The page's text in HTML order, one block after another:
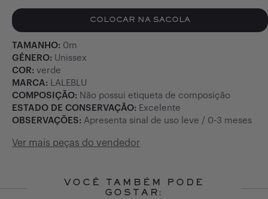
COLOCAR NA SACOLA
TAMANHO: 0m
GÊNERO: Unissex
COR: verde
MARCA: LALEBLU
COMPOSIÇÃO: Não possui etiqueta de composição
ESTADO DE CONSERVAÇÃO: Excelente
OBSERVAÇÕES: Apresenta sinal de uso leve / 0-3 meses
Ver mais peças do vendedor
VOCÊ TAMBÉM PODE
GOSTAR: